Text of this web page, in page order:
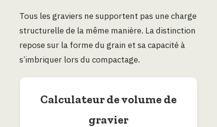
Tous les graviers ne supportent pas une charge
structurelle de la même manière. La distinction
repose sur la forme du grain et sa capacité à
s’imbriquer lors du compactage.
Calculateur de volume de
gravier